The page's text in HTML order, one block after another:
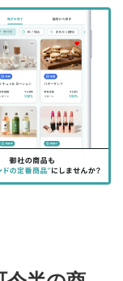
記
事
を
購
読
す
る
マ
ガ
登
録
す
る